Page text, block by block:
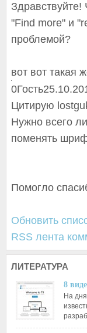
Здравствуйте!
"Find more" и
проблемой?
вот вот такая
0Гость
Цитирую
Нужно всего
поменять
Помогло
Обновить
RSS лента
ЛИТЕРАТУРА
8
На